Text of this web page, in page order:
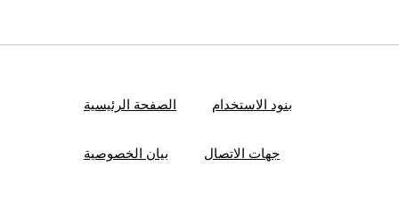
الصفحة الرئيسية بنود الاستخدام
بيان الخصوصية جهات الاتصال